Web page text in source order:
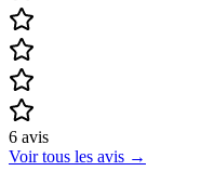
6 avis
Voir tous les avis →